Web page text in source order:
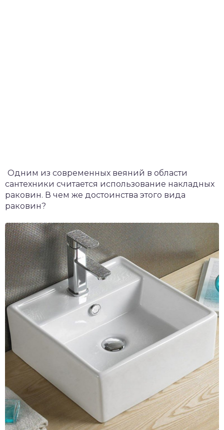
Одним из современных веяний в области
сантехники считается использование накладных
раковин. В чем же достоинства этого вида
раковин?